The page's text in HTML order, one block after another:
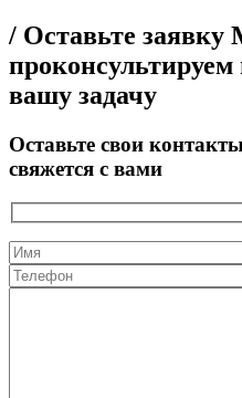
/ Оставьте заявку
вашу задачу
Оставьте свои
свяжется с вами